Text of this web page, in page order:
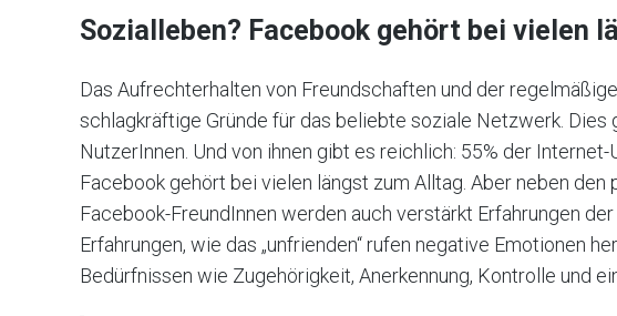
Sozialleben? Facebook gehört bei vielen
Das Aufrechterhalten von Freundschaften und der
schlagkräftige Gründe für das beliebte soziale Netzwerk. Dies
NutzerInnen. Und von ihnen gibt es reichlich: 55% der Internet-
Facebook gehört bei vielen längst zum Alltag. Aber neben
Facebook-FreundInnen werden auch verstärkt Erfahrungen
Erfahrungen, wie das „unfrienden“ rufen negative Emotionen
Bedürfnissen wie Zugehörigkeit, Anerkennung, Kontrolle und